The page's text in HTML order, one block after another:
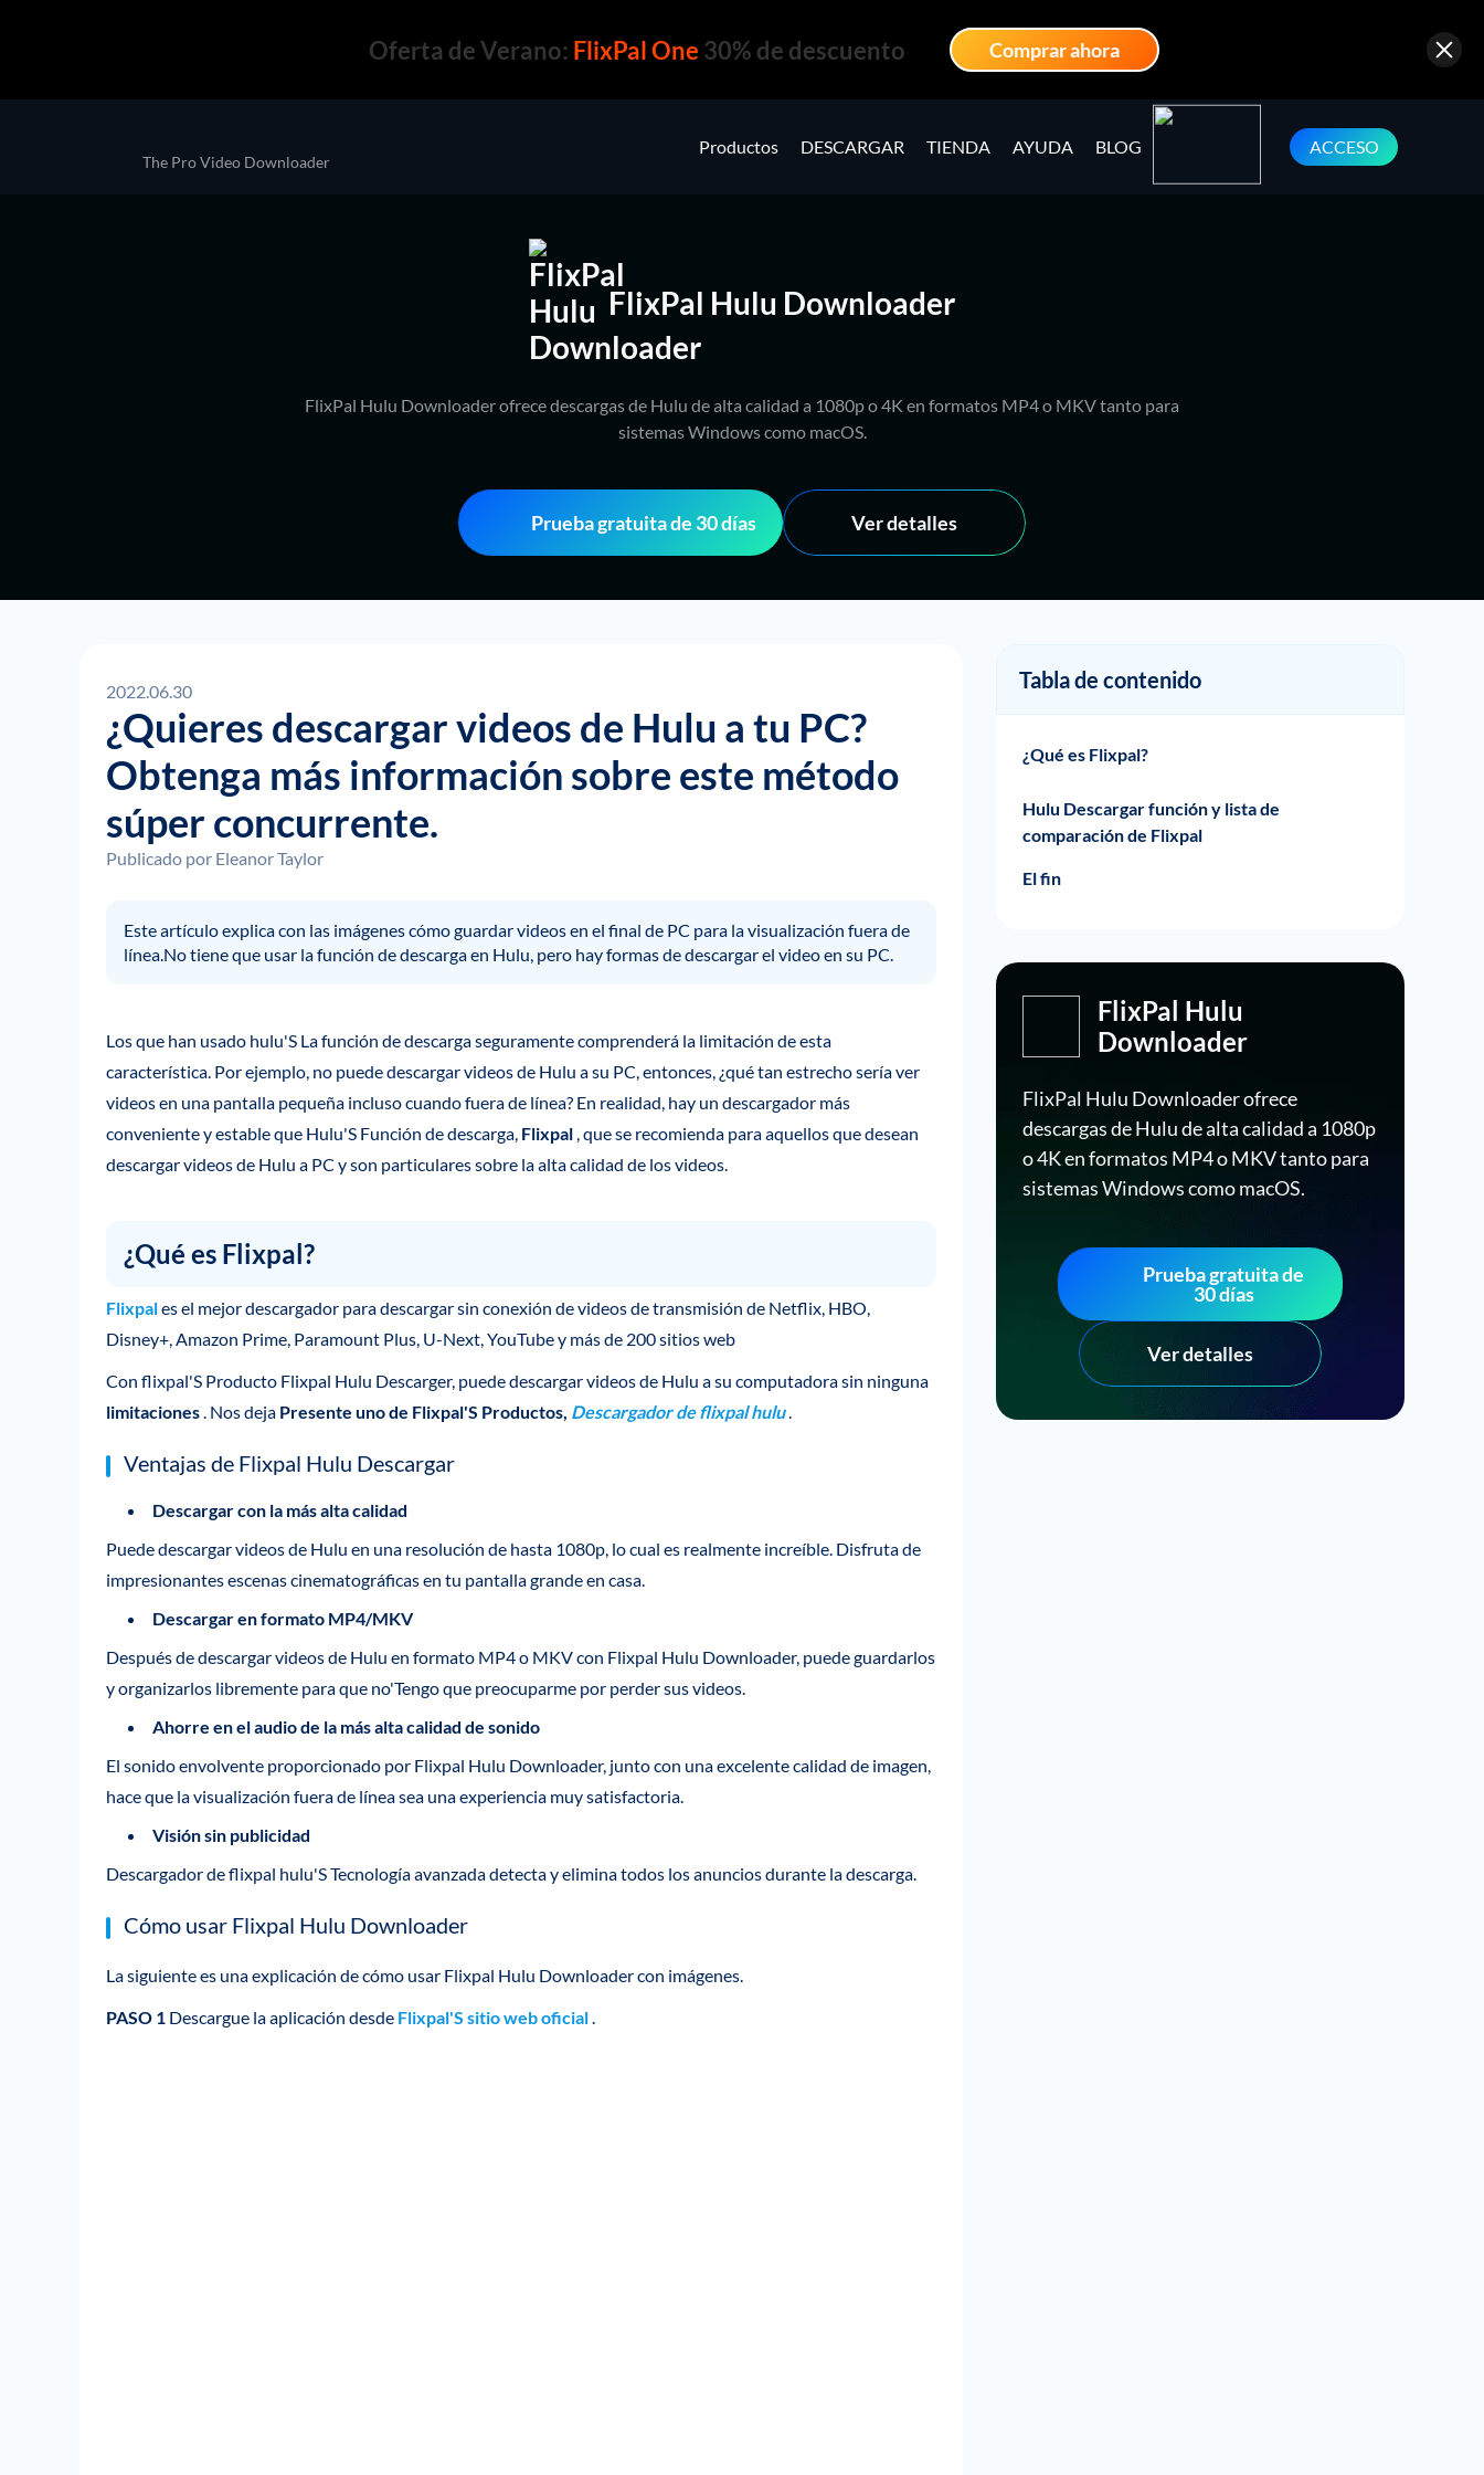
The Pro Video Downloader
Productos DESCARGAR TIENDA AYUDA BLOG ACCESO
Oferta de Verano: FlixPal One 30% de descuento Comprar ahora
FlixPal Hulu Downloader
FlixPal Hulu Downloader ofrece descargas de Hulu de alta calidad a 1080p o 4K en formatos MP4 o MKV tanto para
sistemas Windows como macOS.
Prueba gratuita de 30 días Ver detalles
2022.06.30
¿Quieres descargar videos de Hulu a tu PC?
Obtenga más información sobre este método
súper concurrente.
Publicado por Eleanor Taylor
Este artículo explica con las imágenes cómo guardar videos en el final de PC para la visualización fuera de
línea.No tiene que usar la función de descarga en Hulu, pero hay formas de descargar el video en su PC.
Los que han usado hulu'S La función de descarga seguramente comprenderá la limitación de esta
característica. Por ejemplo, no puede descargar videos de Hulu a su PC, entonces, ¿qué tan estrecho sería ver
videos en una pantalla pequeña incluso cuando fuera de línea? En realidad, hay un descargador más
conveniente y estable que Hulu'S Función de descarga, Flixpal , que se recomienda para aquellos que desean
descargar videos de Hulu a PC y son particulares sobre la alta calidad de los videos.
¿Qué es Flixpal?
Flixpales el mejor descargador para descargar sin conexión de videos de transmisión de Netflix, HBO,
Disney+, Amazon Prime, Paramount Plus, U-Next, YouTube y más de 200 sitios web
Con flixpal'S Producto Flixpal Hulu Descarger, puede descargar videos de Hulu a su computadora sin ninguna
limitaciones. Nos deja Presente uno de Flixpal'S Productos, Descargador de flixpal hulu.
Ventajas de Flixpal Hulu Descargar
Descargar con la más alta calidad
Puede descargar videos de Hulu en una resolución de hasta 1080p, lo cual es realmente increíble. Disfruta de
impresionantes escenas cinematográficas en tu pantalla grande en casa.
Descargar en formato MP4/MKV
Después de descargar videos de Hulu en formato MP4 o MKV con Flixpal Hulu Downloader, puede guardarlos
y organizarlos libremente para que no'Tengo que preocuparme por perder sus videos.
Ahorre en el audio de la más alta calidad de sonido
El sonido envolvente proporcionado por Flixpal Hulu Downloader, junto con una excelente calidad de imagen,
hace que la visualización fuera de línea sea una experiencia muy satisfactoria.
Visión sin publicidad
Descargador de flixpal hulu'S Tecnología avanzada detecta y elimina todos los anuncios durante la descarga.
Cómo usar Flixpal Hulu Downloader
La siguiente es una explicación de cómo usar Flixpal Hulu Downloader con imágenes.
PASO 1 Descargue la aplicación desde Flixpal'S sitio web oficial.
Tabla de contenido
¿Qué es Flixpal?
Hulu Descargar función y lista de
comparación de Flixpal
El fin
FlixPal Hulu
Downloader
FlixPal Hulu Downloader ofrece
descargas de Hulu de alta calidad a 1080p
o 4K en formatos MP4 o MKV tanto para
sistemas Windows como macOS.
Prueba gratuita de
30 días
Ver detalles